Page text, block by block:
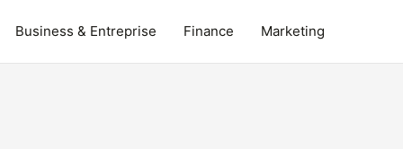
Business & Entreprise Finance Marketing